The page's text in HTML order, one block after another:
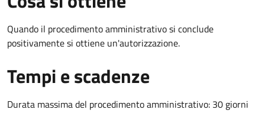
Quando il procedimento amministrativo si conclude
positivamente si ottiene un'autorizzazione.
Tempi e scadenze
Durata massima del procedimento amministrativo: 30 giorni